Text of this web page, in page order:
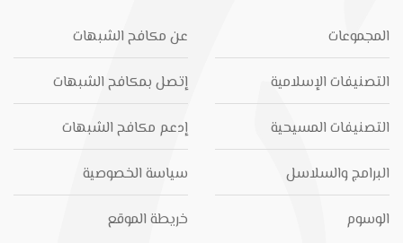
المجموعات
التصنيفات الإسلامية
التصنيفات المسيحية
البرامج والسلاسل
الوسوم
عن مكافح الشبهات
إتصل بمكافح الشبهات
إدعم مكافح الشبهات
سياسة الخصوصية
خريطة الموقع